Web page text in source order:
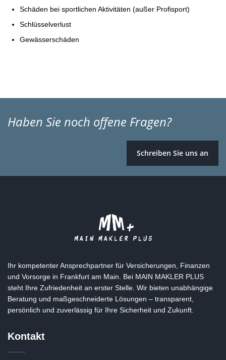
Schäden bei sportlichen Aktivitäten (außer Profisport)
Schlüsselverlust
Gewässerschäden
Haben Sie noch offene Fragen?
Schreiben Sie uns an
Ihr kompetenter Ansprechpartner für Versicherungen, Finanzen
und Vorsorge in Frankfurt am Main. Bei MAIN MAKLER PLUS
steht Ihre Zufriedenheit an erster Stelle. Wir bieten unabhängige
Beratung und maßgeschneiderte Lösungen – transparent,
persönlich und zuverlässig für Ihre Sicherheit und Zukunft.
Kontakt